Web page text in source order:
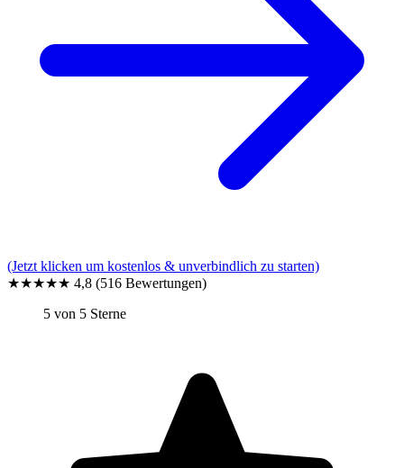
(Jetzt klicken um kostenlos & unverbindlich zu starten)
★★★★★ 4,8 (516 Bewertungen)
5 von 5 Sterne